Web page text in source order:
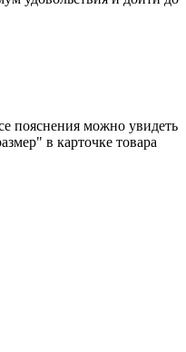
пояснения можно увидеть
в карточке товара